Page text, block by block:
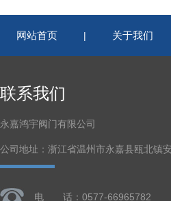
网站首页 | 关于我们
联系我们
永嘉鸿宇阀门有限公司
公司地址：浙江省温州市永嘉县瓯北镇
电 话：0577-66965782